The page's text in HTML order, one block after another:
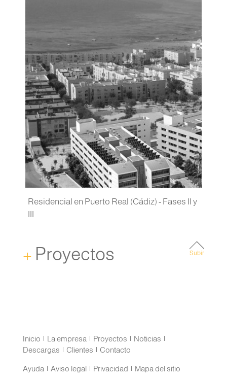
Residencial en Puerto Real (Cádiz) - Fases II y
+ Proyectos Subir
Inicio | La empresa | Proyectos | Noticias |
Descargas | Clientes | Contacto
Ayuda | Aviso legal | Privacidad | Mapa del sitio